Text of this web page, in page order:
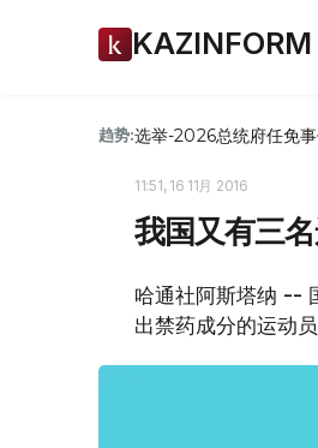
KAZINFORM
趋势:选举-2026总统府任免
11:51, 16 11月 2016
我国又有三
哈通社阿斯塔纳 --
出禁药成分的运动员